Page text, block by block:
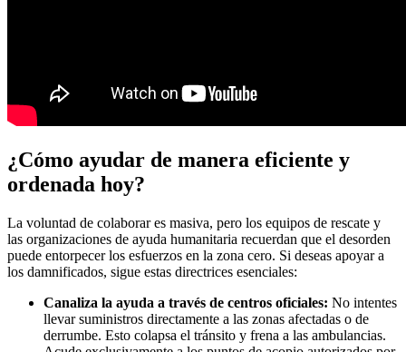
¿Cómo ayudar de manera eficiente y
ordenada hoy?
La voluntad de colaborar es masiva, pero los equipos de rescate y
las organizaciones de ayuda humanitaria recuerdan que el desorden
puede entorpecer los esfuerzos en la zona cero. Si deseas apoyar a
los damnificados, sigue estas directrices esenciales:
Canaliza la ayuda a través de centros oficiales: No intentes
llevar suministros directamente a las zonas afectadas o de
derrumbe. Esto colapsa el tránsito y frena a las ambulancias.